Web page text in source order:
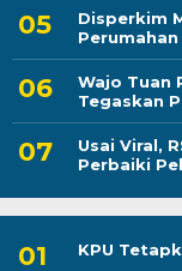
Disperkim
Wajo Tuan
Tegaskan
Usai Viral,
Perbaiki
KPU